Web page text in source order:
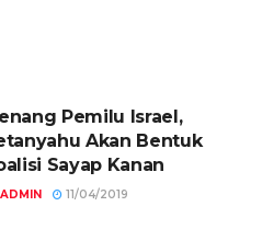
Pemilu Israel,
Akan Bentuk
Sayap Kanan
ADMIN 11/04/2019